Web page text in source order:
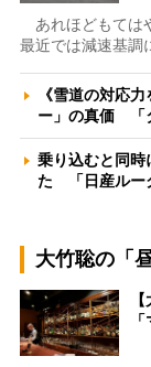
あれほどもては
最近では減速基調
《雪道の対応
ー」の真価 「
乗り込むと同時
た 「日産ルー
大竹聡の「